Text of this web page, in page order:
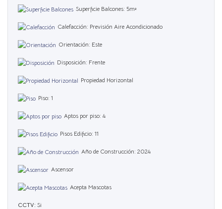
Superficie Balcones: 5m²
Calefacción: Previsión Aire Acondicionado
Orientación: Este
Disposición: Frente
Propiedad Horizontal
Piso: 1
Aptos por piso: 4
Pisos Edificio: 11
Año de Construcción: 2024
Ascensor
Acepta Mascotas
CCTV: Si